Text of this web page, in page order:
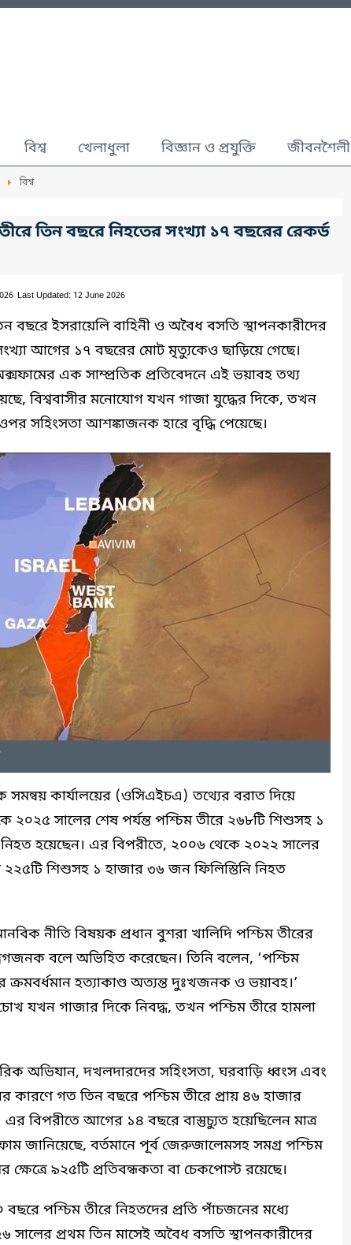
বিশ্ব খেলাধুলা বিজ্ঞান ও প্রযুক্তি জীবনশৈলী
বিশ্ব
তিন বছরে নিহতের সংখ্যা ১৭ বছরের রেকর্ড
Last Updated: 12 June 2026
ইসরায়েলি বাহিনী ও অবৈধ বসতি স্থাপনকারীদের
আগের ১৭ বছরের মোট মৃত্যুকেও ছাড়িয়ে গেছে।
এক সাম্প্রতিক প্রতিবেদনে এই ভয়াবহ তথ্য
বিশ্ববাসীর মনোযোগ যখন গাজা যুদ্ধের দিকে, তখন
সহিংসতা আশঙ্কাজনক হারে বৃদ্ধি পেয়েছে।
কার্যালয়ের (ওসিএইচএ) তথ্যের বরাত দিয়ে
২০২৫ সালের শেষ পর্যন্ত পশ্চিম তীরে ২৬৮টি শিশুসহ ১
হয়েছেন। এর বিপরীতে, ২০০৬ থেকে ২০২২ সালের
২২৫টি শিশুসহ ১ হাজার ৩৬ জন ফিলিস্তিনি নিহত
নীতি বিষয়ক প্রধান বুশরা খালিদি পশ্চিম তীরের
বলে অভিহিত করেছেন। তিনি বলেন, ‘পশ্চিম
ক্রমবর্ধমান হত্যাকাণ্ড অত্যন্ত দুঃখজনক ও ভয়াবহ।’
যখন গাজার দিকে নিবদ্ধ, তখন পশ্চিম তীরে হামলা
অভিযান, দখলদারদের সহিংসতা, ঘরবাড়ি ধ্বংস এবং
কারণে গত তিন বছরে পশ্চিম তীরে প্রায় ৪৬ হাজার
এর বিপরীতে আগের ১৪ বছরে বাস্তুচ্যুত হয়েছিলেন মাত্র
জানিয়েছে, বর্তমানে পূর্ব জেরুজালেমসহ সমগ্র পশ্চিম
ক্ষেত্রে ৯২৫টি প্রতিবন্ধকতা বা চেকপোস্ট রয়েছে।
বছরে পশ্চিম তীরে নিহতদের প্রতি পাঁচজনের মধ্যে
প্রথম তিন মাসেই অবৈধ বসতি স্থাপনকারীদের